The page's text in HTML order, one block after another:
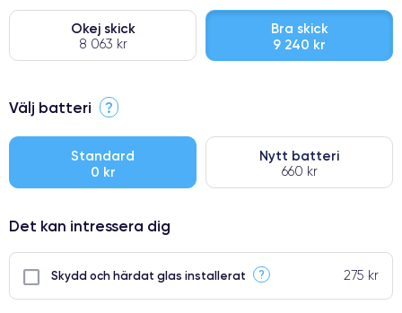
Okej skick
8 063 kr
Bra skick
9 240 kr
⭐ Premium
● Oklanderlig kvalitetsskärm
● Endast 5% av våra telefoner har premiumklassning
Välj batteri ?
Standard
0 kr
Nytt batteri
660 kr
Det kan intressera dig
Skydd och härdat glas installerat ? 275 kr